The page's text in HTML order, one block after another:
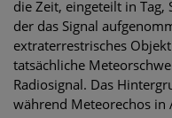
die Zeit, eingeteilt in
der das Signal
extraterrestrisches
tatsächliche
Radiosignal. Das
während Meteorechos in